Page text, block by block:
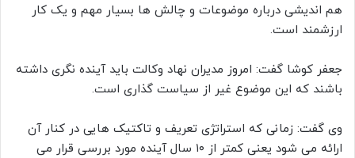
هم اندیشی درباره موضوعات و چالش ها بسیار مهم و یک کار
ارزشمند است.
جعفر کوشا گفت: امروز مدیران نهاد وکالت باید آینده نگری داشته
باشند که این موضوع غیر از سیاست گذاری است.
وی گفت: زمانی که استراتژی تعریف و تاکتیک هایی در کنار آن
ارائه می شود یعنی کمتر از ۱۰ سال آینده مورد بررسی قرار می